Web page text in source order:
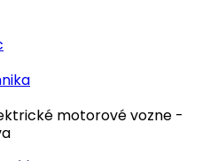
motorové vozne -